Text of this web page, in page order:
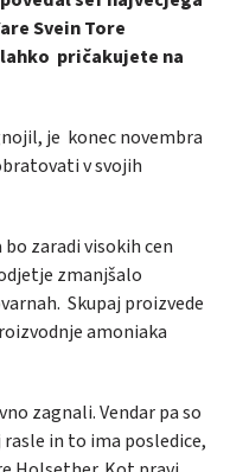
Svein Tore
pričakujete na
je konec novembra
v svojih
zaradi visokih cen
zmanjšalo
Skupaj proizvede
amoniaka
zagnali. Vendar pa so
in to ima posledice,